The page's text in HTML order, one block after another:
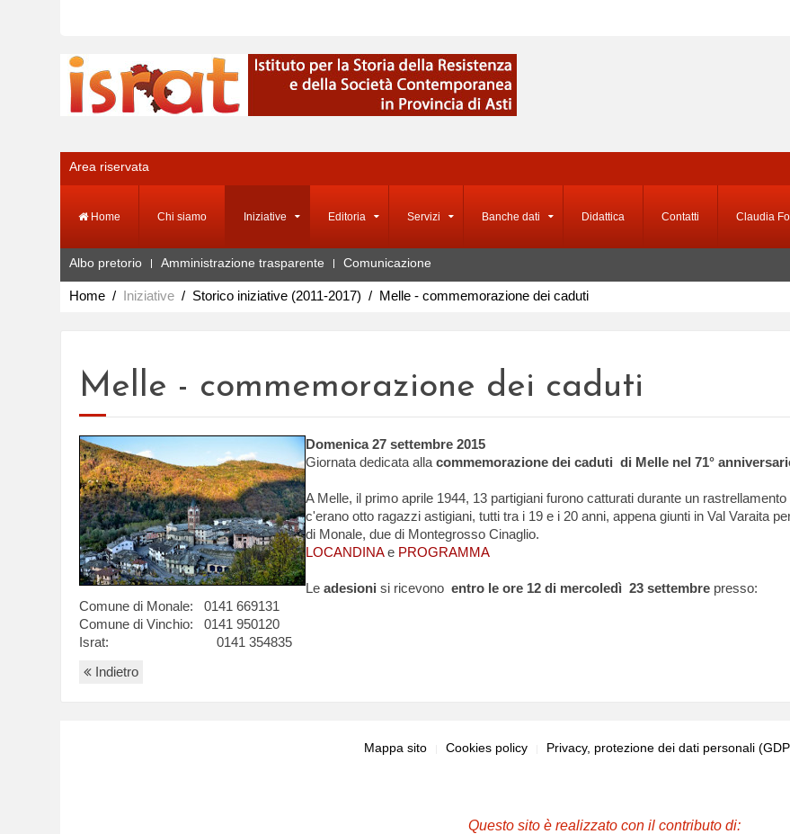
Area riservata
Home Chi siamo Iniziative Editoria Servizi Banche dati Didattica Contatti Claudia
Albo pretorio Amministrazione trasparente Comunicazione
Home Iniziative Storico iniziative (2011-2017) Melle - commemorazione dei caduti
Melle - commemorazione dei caduti
Domenica 27 settembre 2015
Giornata dedicata alla commemorazione dei caduti di Melle nel 71°
A Melle, il primo aprile 1944, 13 partigiani furono catturati durante un
c'erano otto ragazzi astigiani, tutti tra i 19 e i 20 anni, appena giunti in Val Varaita
di Monale, due di Montegrosso Cinaglio.
LOCANDINAe PROGRAMMA
Le adesioni si ricevono entro le ore 12 di mercoledì 23 settembre presso:
Comune di Monale: 0141 669131
Comune di Vinchio: 0141 950120
Israt: 0141 354835
Indietro
Mappa sito Cookies policy Privacy, protezione dei dati personali
Questo sito è realizzato con il contributo di: